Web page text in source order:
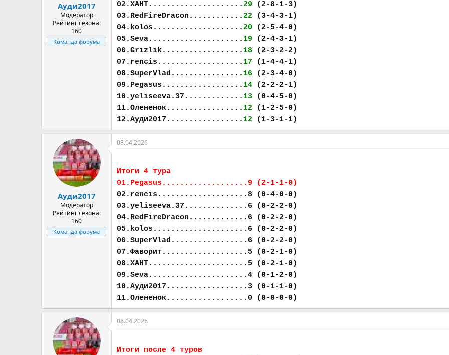
Ауди2017
Модератор
Рейтинг сезона:
160
Команда форума
02.ХАНТ.....................29 (2-8-1-3)
03.RedFireDracon............22 (3-4-3-1)
04.kolos....................20 (2-5-4-0)
05.Seva..................... 19 (2-4-3-1)
06.Grizlik.................. 18 (2-3-2-2)
07.rencis................... 17 (1-4-4-1)
08.SuperVlad................ 16 (2-3-4-0)
09.Pegasus.................. 14 (2-2-2-1)
10.yeliseeva.37............. 13 (0-4-5-0)
11.Олененок................. 12 (1-2-5-0)
12.Ауди2017................. 12 (1-3-1-1)
Ауди2017
Модератор
Рейтинг сезона:
160
Команда форума
08.04.2026
Итоги 4 тура
01.Pegasus...................9 (2-1-1-0)
02.rencis....................8 (0-4-0-0)
03.yeliseeva.37..............6 (0-2-2-0)
04.RedFireDracon.............6 (0-2-2-0)
05.kolos.....................6 (0-2-2-0)
06.SuperVlad.................6 (0-2-2-0)
07.Фаворит...................5 (0-2-1-0)
08.ХАНТ......................5 (0-2-1-0)
09.Seva......................4 (0-1-2-0)
10.Ауди2017..................3 (0-1-1-0)
11.Олененок..................0 (0-0-0-0)
08.04.2026
Итоги после 4 туров